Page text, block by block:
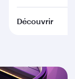
Découvrir